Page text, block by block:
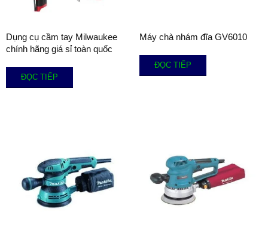
Dụng cụ cầm tay Milwaukee
chính hãng giá sỉ toàn quốc
ĐỌC TIẾP
Máy chà nhám đĩa GV6010
ĐỌC TIẾP